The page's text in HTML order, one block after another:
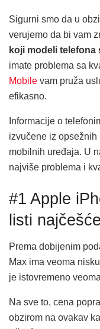
Sigurni smo da u
verujemo da bi vam
koji modeli telefona
imate problema sa
Mobile vam pruža
efikasno.
Informacije o
izvučene iz
mobilnih uređaja. U
najviše problema i
#1 Apple
listi
Prema dobijenim
Max ima veoma
je istovremeno
Na sve to, cena
obzirom na ovakav